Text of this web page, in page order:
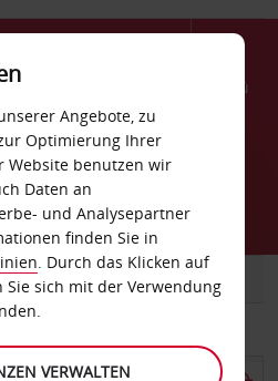
Menü
Nassjo
TRANSPORTER
Angebote, zu
Optimierung Ihrer
Website benutzen wir
Daten an
und Analysepartner
finden Sie in
. Durch das Klicken auf
Sie sich mit der Verwendung
VERWALTEN